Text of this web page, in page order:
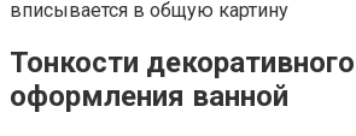
Тонкости декоративного
оформления ванной